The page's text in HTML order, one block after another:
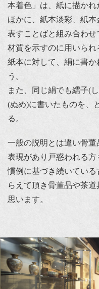
本着色」は、紙に描かれ
ほかに、紙本淡彩、紙
表すことばと組み合わ
材質を示すのに用いられ
紙本に対して、絹に書
う。
また、同じ絹でも繻子(
(ぬめ)に書いたものを、
る。
一般の説明とは違い骨
表現があり戸惑われる
慣例に基づき続いてい
らえて頂き骨董品や茶
思います。